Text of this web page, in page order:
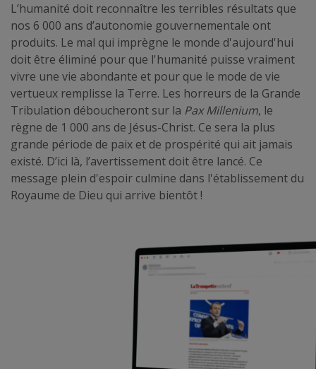
L’humanité doit reconnaître les terribles résultats que
nos 6 000 ans d’autonomie gouvernementale ont
produits. Le mal qui imprègne le monde d'aujourd'hui
doit être éliminé pour que l'humanité puisse vraiment
vivre une vie abondante et pour que le mode de vie
vertueux remplisse la Terre. Les horreurs de la Grande
Tribulation déboucheront sur la Pax Millenium, le
règne de 1 000 ans de Jésus-Christ. Ce sera la plus
grande période de paix et de prospérité qui ait jamais
existé. D’ici là, l’avertissement doit être lancé. Ce
message plein d'espoir culmine dans l'établissement du
Royaume de Dieu qui arrive bientôt !